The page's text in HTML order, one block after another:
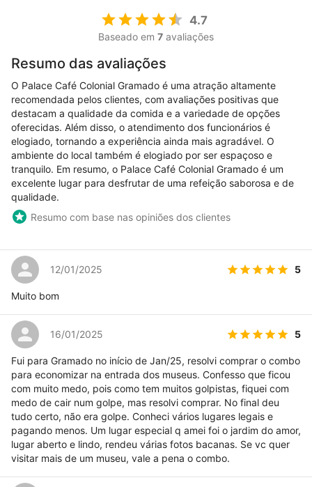
4.7
Baseado em 7 avaliações
Resumo das avaliações
O Palace Café Colonial Gramado é uma atração altamente
recomendada pelos clientes, com avaliações positivas que
destacam a qualidade da comida e a variedade de opções
oferecidas. Além disso, o atendimento dos funcionários é
elogiado, tornando a experiência ainda mais agradável. O
ambiente do local também é elogiado por ser espaçoso e
tranquilo. Em resumo, o Palace Café Colonial Gramado é um
excelente lugar para desfrutar de uma refeição saborosa e de
qualidade.
Resumo com base nas opiniões dos clientes
12/01/2025 5
Muito bom
16/01/2025 5
Fui para Gramado no início de Jan/25, resolvi comprar o combo
para economizar na entrada dos museus. Confesso que ficou
com muito medo, pois como tem muitos golpistas, fiquei com
medo de cair num golpe, mas resolvi comprar. No final deu
tudo certo, não era golpe. Conheci vários lugares legais e
pagando menos. Um lugar especial q amei foi o jardim do amor,
lugar aberto e lindo, rendeu várias fotos bacanas. Se vc quer
visitar mais de um museu, vale a pena o combo.